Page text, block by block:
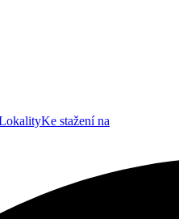
Ke stažení na